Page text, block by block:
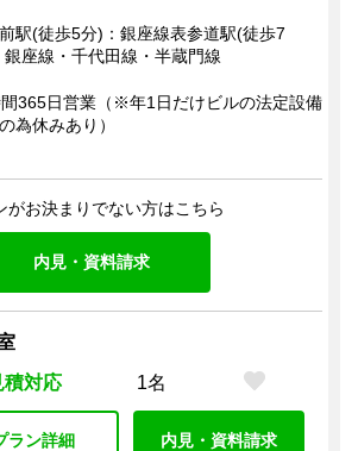
駅(徒歩5分)：銀座線表参道駅(徒歩7
銀座線・千代田線・半蔵門線
365日営業（※年1日だけビルの法定設備
為休みあり）
がお決まりでない方はこちら
内見・資料請求
積対応
1名
ラン詳細 内見・資料請求